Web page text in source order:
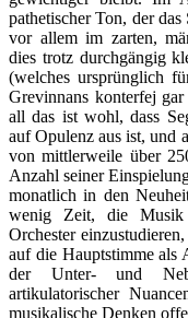
pathetischer Ton, der
vor allem im zarten,
dies trotz durchgängig
(welches ursprünglich
Grevinnans konterfej
all das ist wohl, dass
auf Opulenz aus ist, und
von mittlerweile über
Anzahl seiner
monatlich in den
wenig Zeit, die Musik
Orchester
auf die Hauptstimme als
der Unter- und
artikulatorischer
musikalische Denken